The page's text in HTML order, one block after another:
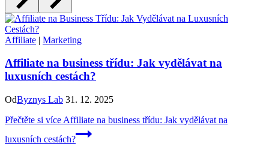
Affiliate | Marketing
Affiliate na business třídu: Jak vydělávat na
luxusních cestách?
OdByznys Lab 31. 12. 2025
Přečtěte si více Affiliate na business třídu: Jak vydělávat na
luxusních cestách?